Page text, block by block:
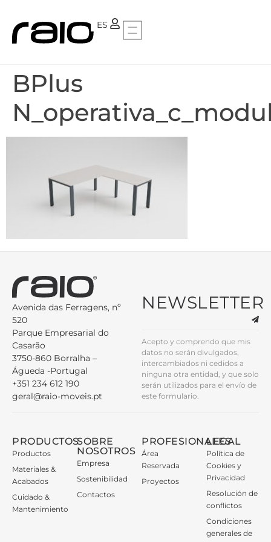
ES
PT
BPlus
Avenida das Ferragens, nº
520
Parque Empresarial do
Casarão
3750-860 Borralha –
Águeda -Portugal
+351 234 612 190
geral@raio-moveis.pt
NEWSLETTER
Acepto y comprendo que mis
datos no serán divulgados,
intercambiados ni cedidos a
ninguna otra entidad, y que solo
serán utilizados para el envío de
este formulario.
PRODUCTOS
Productos
Materiales &
Acabados
Cuidado &
Mantenimiento
SOBRE
NOSOTROS
Empresa
Sostenibilidad
Contactos
PROFESIONALES
Área
Reservada
Proyectos
LEGAL
Política de
Cookies y
Privacidad
Resolución de
conflictos
Condiciones
generales de